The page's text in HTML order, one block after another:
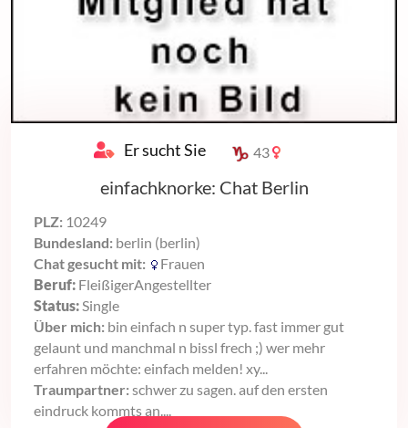
Er sucht Sie 43
einfachknorke: Chat Berlin
PLZ: 10249
Bundesland: berlin (berlin)
Chat gesucht mit:
Frauen
Beruf: FleißigerAngestellter
Status: Single
Über mich: bin einfach n super typ. fast immer gut
gelaunt und manchmal n bissl frech ;) wer mehr
erfahren möchte: einfach melden! xy...
Traumpartner: schwer zu sagen. auf den ersten
eindruck kommts an....